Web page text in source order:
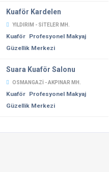
Kuaför Kardelen
YILDIRIM - SITELER MH.
Kuaför Profesyonel Makyaj
Güzellik Merkezi
Suara Kuaför Salonu
OSMANGAZI - AKPINAR MH.
Kuaför Profesyonel Makyaj
Güzellik Merkezi